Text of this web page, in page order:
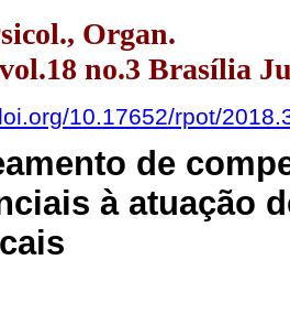
Organ.
no.3 Brasília
10.17652/rpot/
de
à atuação